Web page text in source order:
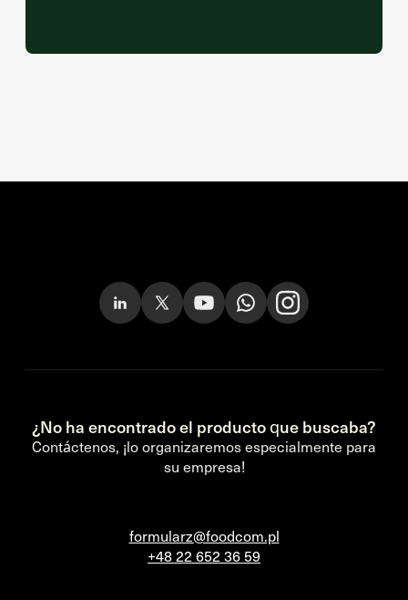
¿No ha encontrado el producto que buscaba?
Contáctenos, ¡lo organizaremos especialmente para
su empresa!
formularz@foodcom.pl
+48 22 652 36 59